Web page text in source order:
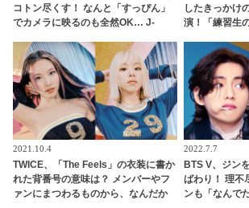
コトン尽くす！ なんと「すっぴん」
でカメラに映るのも全然OK… J-
行動にファンも大喜び
したきっかけ
演！「練習生
ていた！ 彼の
注目殺到
2021.10.4
TWICE、「The Feels」の衣装に書か
れた背番号の意味は？ メンバーやフ
ァンにまつわるものから、なんだか
2022.7.7
BTS V、ジン
ばわり！ 理不
ンも「なんで